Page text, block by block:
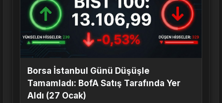
Borsa İstanbul Günü Düşüşle
Tamamladı: BofA Satış Tarafında Yer
Aldı (27 Ocak)